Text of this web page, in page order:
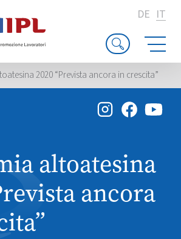
DE IT
2020 “Prevista ancora in crescita”
altoatesina
ancora